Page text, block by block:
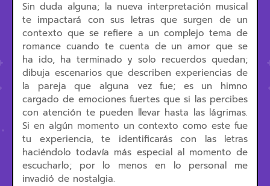
Sin duda alguna; la nueva interpretación musical
te impactará con sus letras que surgen de un
contexto que se refiere a un complejo tema de
romance cuando te cuenta de un amor que se
ha ido, ha terminado y solo recuerdos quedan;
dibuja escenarios que describen experiencias de
la pareja que alguna vez fue; es un himno
cargado de emociones fuertes que si las percibes
con atención te pueden llevar hasta las lágrimas.
Si en algún momento un contexto como este fue
tu experiencia, te identificarás con las letras
haciéndolo todavía más especial al momento de
escucharlo; por lo menos en lo personal me
invadió de nostalgia.